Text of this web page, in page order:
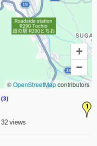
+
−
©OpenStreetMapcontributors
1
(3)
32